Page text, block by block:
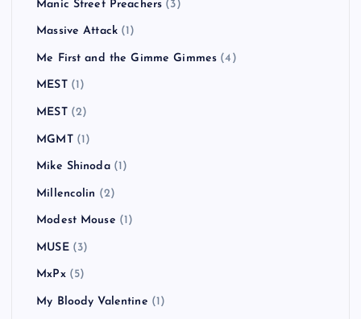
Manic Street Preachers (3)
Massive Attack (1)
Me First and the Gimme Gimmes (4)
MEST(1)
MEST(2)
MGMT(1)
Mike Shinoda(1)
Millencolin (2)
Modest Mouse (1)
MUSE(3)
MxPx(5)
My Bloody Valentine (1)